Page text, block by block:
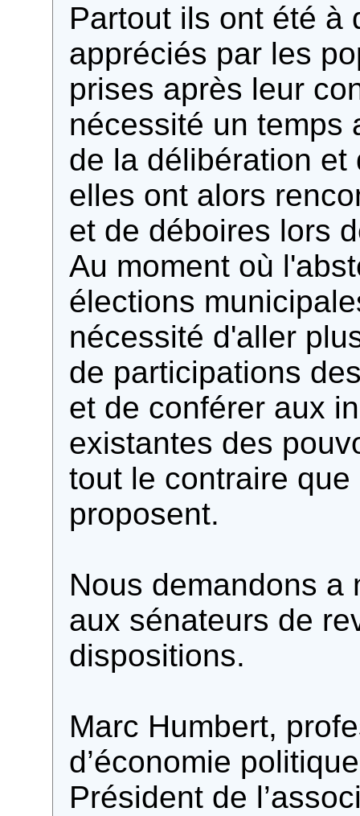
Partout ils ont été à
appréciés par les
prises après leur
nécessité un temps
de la délibération et
elles ont alors
et de déboires lors
Au moment où
élections
nécessité d'aller
de participations
et de conférer aux
existantes des
tout le contraire
proposent.
Nous demandons a
aux sénateurs de
dispositions.
Marc Humbert,
d’économie
Président de